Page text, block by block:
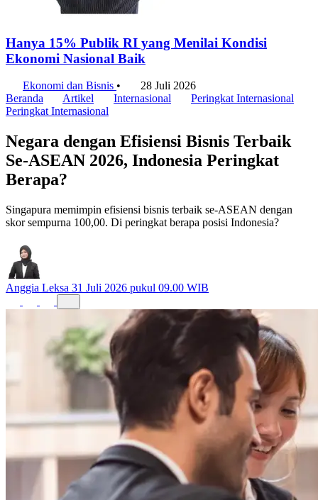
Hanya 15% Publik RI yang Menilai Kondisi
Ekonomi Nasional Baik
Ekonomi dan Bisnis •
28 Juli 2026
Beranda
Artikel Internasional
Peringkat Internasional
Peringkat Internasional
Negara dengan Efisiensi Bisnis Terbaik
Se-ASEAN 2026, Indonesia Peringkat
Berapa?
Singapura memimpin efisiensi bisnis terbaik se-ASEAN dengan
skor sempurna 100,00. Di peringkat berapa posisi Indonesia?
Anggia Leksa 31 Juli 2026 pukul 09.00 WIB